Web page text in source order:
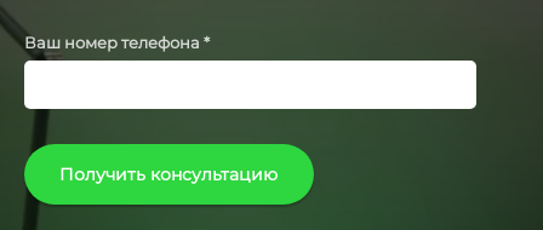
Ваш номер телефона *
Получить консультацию